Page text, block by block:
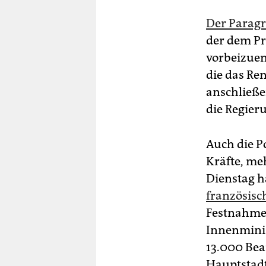
Der
der dem
die das
die
Auch die
Kräfte,
Dienstag
13.000